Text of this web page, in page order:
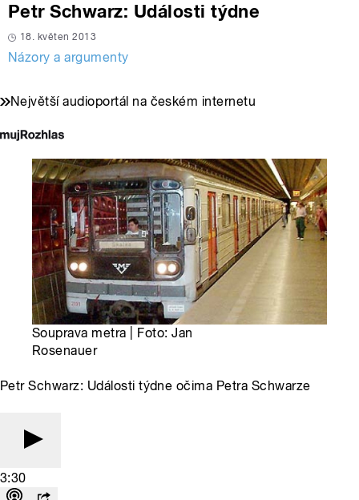
Petr Schwarz: Události týdne
18. květen 2013
Názory a argumenty
Největší audioportál na českém internetu
Souprava metra | Foto: Jan
Rosenauer
Petr Schwarz: Události týdne očima Petra Schwarze
3:30